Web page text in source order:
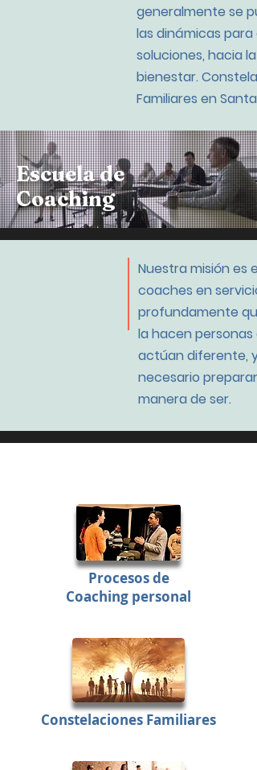
generalmente se
las dinámicas para
soluciones, hacia la
bienestar.
Familiares en Santa
Escuela de
Coaching
Nuestra misión es
coaches en
profundamente
la hacen personas
actúan diferente, y
necesario
manera de ser.
Procesosde
Coaching personal
Constelaciones Familiares